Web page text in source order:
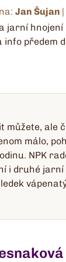
Jan Šujan |
jarní hnojení
info předem
můžete, ale
málo,
NPK
i druhé jarní